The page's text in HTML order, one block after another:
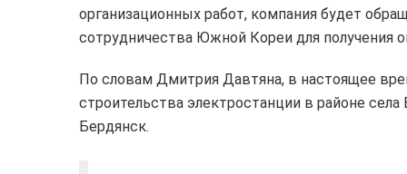
организационных работ, компания будет
сотрудничества Южной Кореи для получения
По словам Дмитрия Давтяна, в настоящее
строительства электростанции в районе
Бердянск.